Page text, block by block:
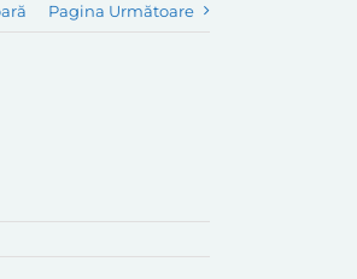
Pagina Următoare